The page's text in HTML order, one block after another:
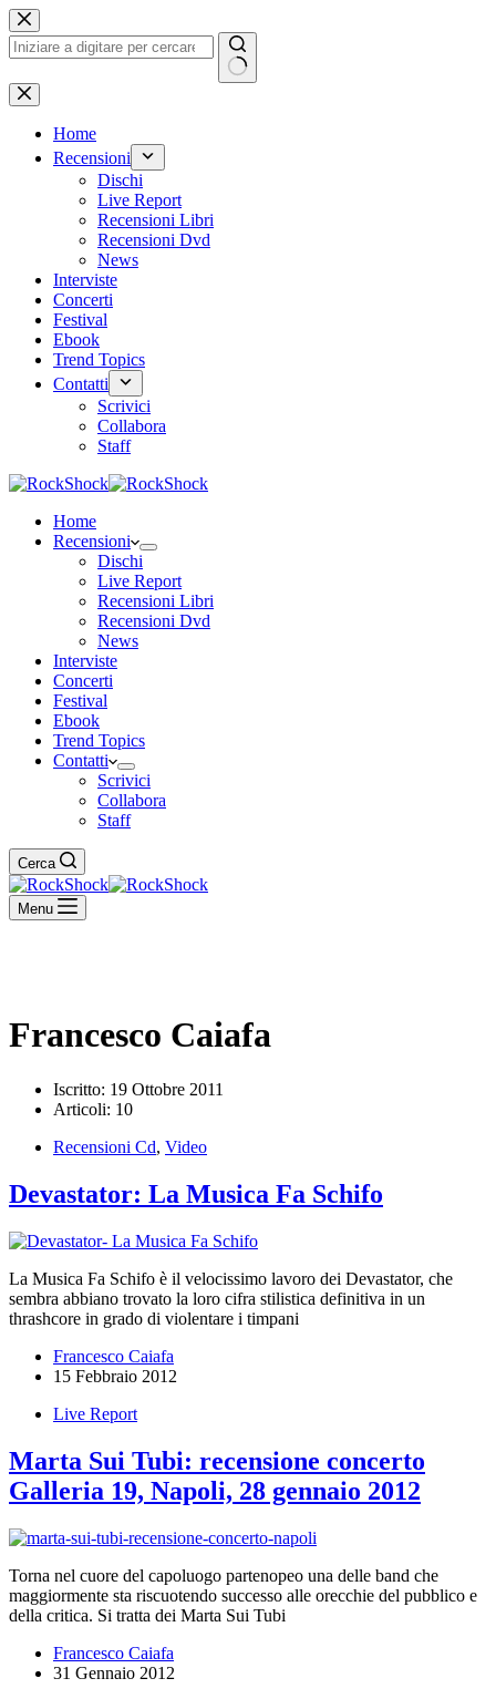
Salta
al
contenuto
Nessun
risultato
Home
Recensioni
Dischi
Live Report
Recensioni Libri
Recensioni Dvd
News
Interviste
Concerti
Festival
Ebook
Trend Topics
Contatti
Scrivici
Collabora
Staff
Home
Recensioni
Dischi
Live Report
Recensioni Libri
Recensioni Dvd
News
Interviste
Concerti
Festival
Ebook
Trend Topics
Contatti
Scrivici
Collabora
Staff
Cerca
Menu
Francesco Caiafa
Iscritto: 19 Ottobre 2011
Articoli: 10
Recensioni Cd, Video
Devastator: La Musica Fa Schifo
La Musica Fa Schifo è il velocissimo lavoro dei Devastator, che
sembra abbiano trovato la loro cifra stilistica definitiva in un
thrashcore in grado di violentare i timpani
Francesco Caiafa
15 Febbraio 2012
Live Report
Marta Sui Tubi: recensione concerto
Galleria 19, Napoli, 28 gennaio 2012
Torna nel cuore del capoluogo partenopeo una delle band che
maggiormente sta riscuotendo successo alle orecchie del pubblico e
della critica. Si tratta dei Marta Sui Tubi
Francesco Caiafa
31 Gennaio 2012